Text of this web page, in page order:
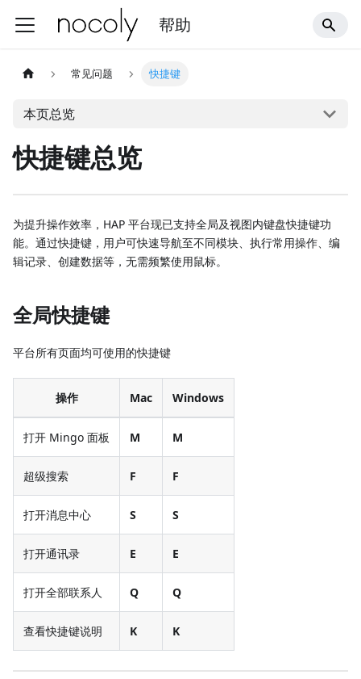
帮助
常见问题 快捷键
本页总览
快捷键总览
为提升操作效率，HAP 平台现已支持全局及视图内键盘快捷键功
能。通过快捷键，用户可快速导航至不同模块、执行常用操作、编
辑记录、创建数据等，无需频繁使用鼠标。
全局快捷键
平台所有页面均可使用的快捷键
操作 Mac Windows
打开 Mingo 面板 M M
超级搜索 F F
打开消息中心 S S
打开通讯录 E E
打开全部联系人 Q Q
查看快捷键说明 K K